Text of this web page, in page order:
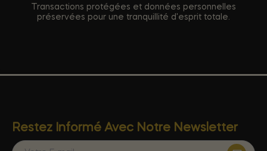
Transactions protégées et données personnelles
préservées pour une tranquillité d'esprit totale.
Restez Informé Avec Notre Newsletter